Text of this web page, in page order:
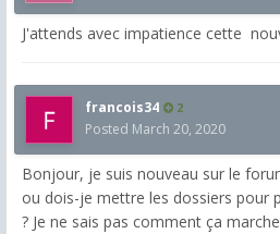
J'attends avec impatience cette
francois34 2
Posted March 20, 2020
Bonjour, je suis nouveau sur le
ou dois-je mettre les dossiers pour
? Je ne sais pas comment ça